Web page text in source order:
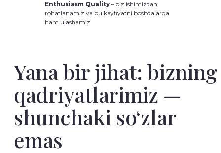
Enthusiasm Quality – biz ishimizdan
rohatlanamiz va bu kayfiyatni boshqalarga
ham ulashamiz
Uchta P qoidasi(Yordam, Qo‘llab-quvvatlash,
Tushunish)
O‘zaro hurmat
G‘amxo‘rlik
Hamkorlik
Teng asosdagi, o‘zaro manfaatli
Proaktivlik
Yuqori tashabbus ko‘rsatish va o‘zini
namoyon etish. Oldindan o‘ylash va harakat